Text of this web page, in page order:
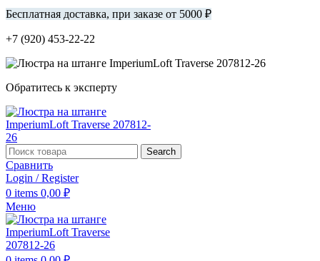
Бесплатная доставка, при заказе от 5000 ₽
+7 (920) 453-22-22
Обратитесь к эксперту
Search
Сравнить
Login / Register
0 items 0,00 ₽
Меню